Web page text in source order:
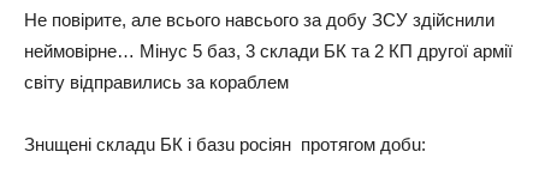
Не повірите, але всього навсього за добу ЗСУ здійснили
неймовірне… Мінус 5 баз, 3 склади БК та 2 КП другої армії
світу відправились за кораблем
Знuщені складu БК і базu росіян протягом добu: